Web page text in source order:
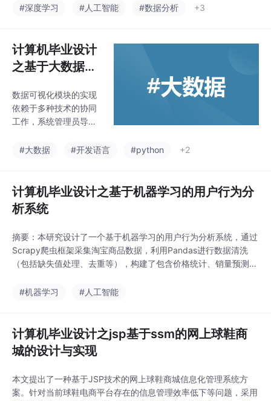
假申请、课表信息等功
数据和人工智能技术的
不断发展，信息管理系
统正逐渐成为网络应用
本研究旨在设计并实现
一个基于python的深度
学习的人脸识别课堂考
上，本项目采用了。将
务，满足用户的需求。
通过对系统的实现和应
#深度学习 #人工智能 #数据分析 +3
计算机毕业设计
之基于大数据的
析系统的设计与
实现
数据可视化模块的实现
依赖于多种技术的协同
工作，系统管理员导入
数据导入到Hadoop分
框架对这些大规模数据
进行快速的计算和分
析，将处理后的结果存
便后续查询和检索，后
端采用Django框架搭建
Web应用服务器，前端
交互式界面，并通过Ec
还提供了
#大数据 #开发语言 #python +2
计算机毕业设计之基于机器学习的用户行为分
析系统
摘要：本研究设计了一个基于机器学习的用户行为分析系统，通过
Scrapy爬虫框架采集淘宝商品数据，利用Pandas进行数据清洗
（包括缺失值处理、去重等），构建了包含价格统计、销量预测、
为预测精度，实现了商品信息管理、销量预测和数据分析看板三大
#机器学习 #人工智能
计算机毕业设计之jsp基于ssm的网上球鞋商
城的设计与实现
本文提出了一种基于JSP技术的网上球鞋商城信息化管理系统方
案。针对当前球鞋电商平台存在的信息管理效率低下等问题，采用